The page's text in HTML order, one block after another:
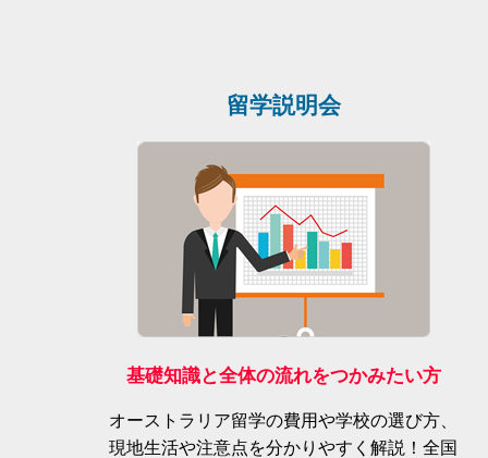
留学説明会
基礎知識と全体の流れをつかみたい方
オーストラリア留学の費用や学校の選び方、
現地生活や注意点を分かりやすく解説！全国